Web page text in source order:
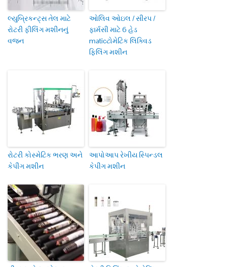
લ્યુબ્રિકન્ટ્સ તેલ માટે
રોટરી ફીલિંગ મશીનનું
વજન
ઓલિવ ઓઇલ / સીરપ /
ફાર્મસી માટે 6 હેડ
maticટોમેટિક લિક્વિડ
ફિલિંગ મશીન
રોટરી કોસ્મેટિક ભરણ અને
કેપીંગ મશીન
આપોઆપ રેખીય સ્પિન્ડલ
કેપીંગ મશીન